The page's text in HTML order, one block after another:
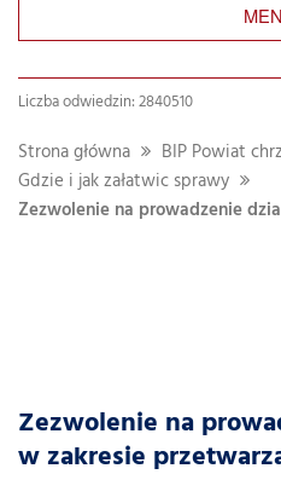
Liczba odwiedzin: 2840510
Strona główna BIP Powiat
Gdzie i jak załatwic sprawy
Zezwolenie na prowadzenie
Zezwolenie na
w zakresie